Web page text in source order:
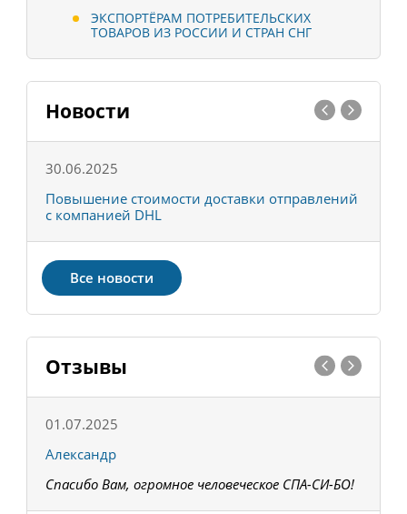
ЭКСПОРТЁРАМ ПОТРЕБИТЕЛЬСКИХ
ТОВАРОВ ИЗ РОССИИ И СТРАН СНГ
Новости
30.06.2025
Повышение стоимости доставки отправлений
с компанией DHL
Все новости
Отзывы
01.07.2025
Александр
Спасибо Вам, огромное человеческое СПА-СИ-БО!